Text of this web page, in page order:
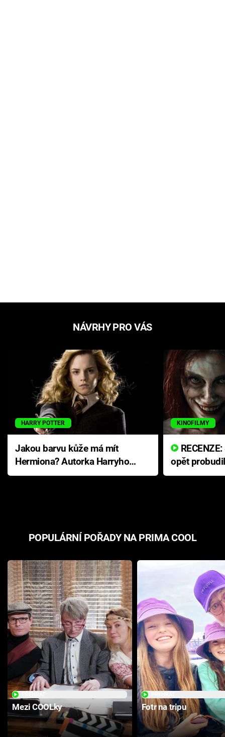
NÁVRHY PRO VÁS
HARRY POTTER
Jakou barvu kůže má mít
Hermiona? Autorka Harryho
Pottera přišla s ráznou
KINOFILMY
opět
přichází s
POPULÁRNÍ POŘADY NA PRIMA COOL
Mezi COOLky Fotr na tripu